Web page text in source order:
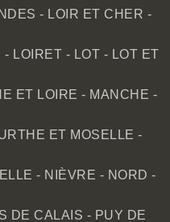
- LOIR ET CHER -
- LOIRET - LOT - LOT ET
ET LOIRE - MANCHE -
ET MOSELLE -
- NIÈVRE - NORD -
DE CALAIS - PUY DE